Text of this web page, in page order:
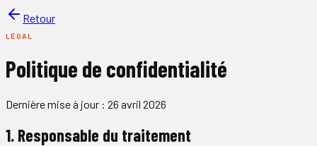
Retour
LÉGAL
Politique de confidentialité
Dernière mise à jour : 26 avril 2026
1. Responsable du traitement